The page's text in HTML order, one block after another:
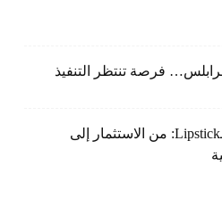
فرصة تنتظر التنفيذ
لبنان واقتصاد الـLipstick: من الاستثمار إلى